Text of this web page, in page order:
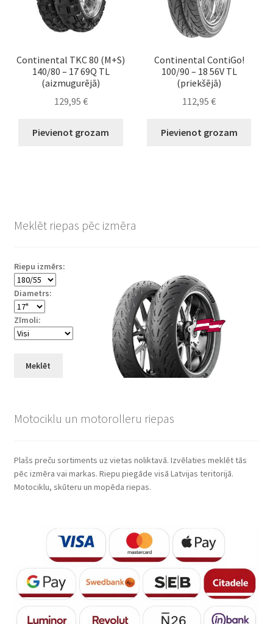
Continental TKC 80 (M+S)
140/80 – 17 69Q TL
(aizmugurējā)
129,95 €
Pievienot grozam
Continental ContiGo!
100/90 – 18 56V TL
(priekšējā)
112,95€
Pievienot grozam
Meklēt riepas pēc izmēra
Riepu izmērs:
Diametrs:
Zīmoli:
Meklēt
Motociklu un motorolleru riepas
Plašs preču sortiments uz vietas noliktavā. Izvēlaties meklēt tās
pēc izmēra vai markas. Riepu piegāde visā Latvijas teritorijā.
Motociklu, skūteru un mopēda riepas.